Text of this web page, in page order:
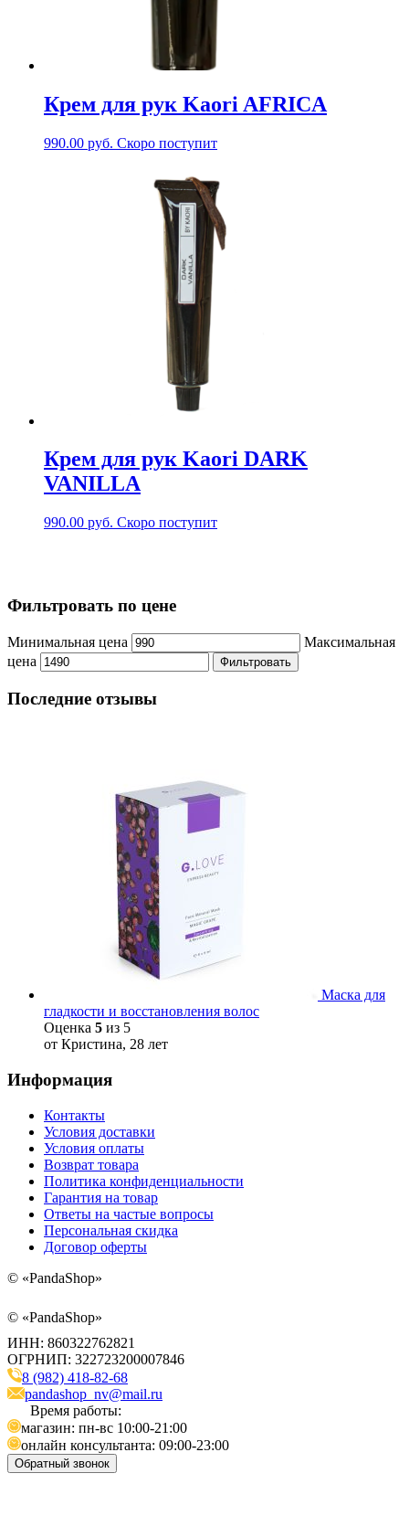
Крем для рук Kaori AFRICA
990.00 руб. Скоро поступит
Крем для рук Kaori DARK
VANILLA
990.00 руб. Скоро поступит
Фильтровать по цене
Минимальная цена
Максимальная
цена
Фильтровать
Последние отзывы
Маска для
гладкости и восстановления волос
Оценка 5 из 5
от Кристина, 28 лет
Информация
Контакты
Условия доставки
Условия оплаты
Возврат товара
Политика конфиденциальности
Гарантия на товар
Ответы на частые вопросы
Персональная скидка
Договор оферты
© «PandaShop»
© «PandaShop»
ИНН: 860322762821
ОГРНИП: 322723200007846
8 (982) 418-82-68
pandashop_nv@mail.ru
Время работы:
магазин: пн-вс 10:00-21:00
онлайн консультанта: 09:00-23:00
Обратный звонок